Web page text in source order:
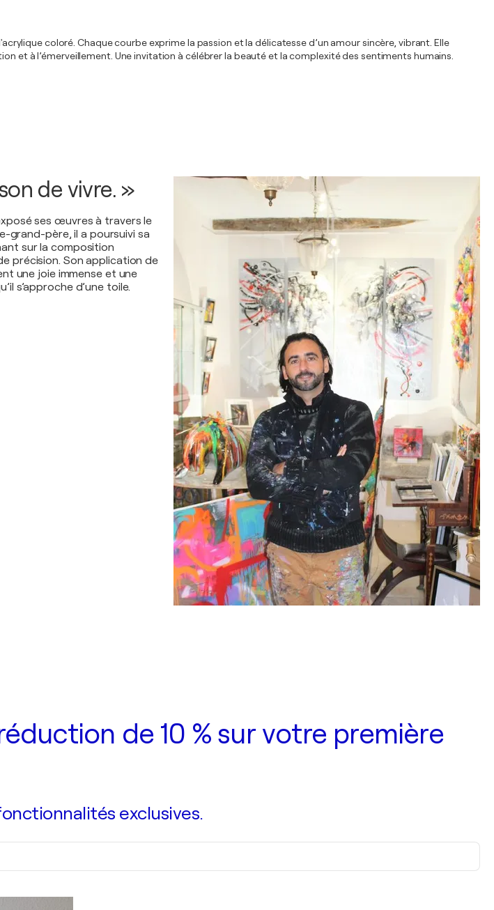
coloré. Chaque courbe exprime la passion et la délicatesse d’un amour sincère, vibrant. Elle
et à l’émerveillement. Une invitation à célébrer la beauté et la complexité des sentiments humains.
de vivre. »
ses œuvres à travers le
grand-père, il a poursuivi sa
sur la composition
précision. Son application de
une joie immense et une
s’approche d’une toile.
de 10 % sur votre première
exclusives.